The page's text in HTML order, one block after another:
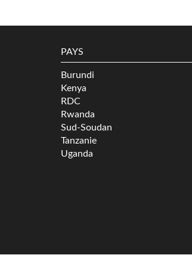
PAYS
Burundi
Kenya
RDC
Rwanda
Sud-Soudan
Tanzanie
Uganda